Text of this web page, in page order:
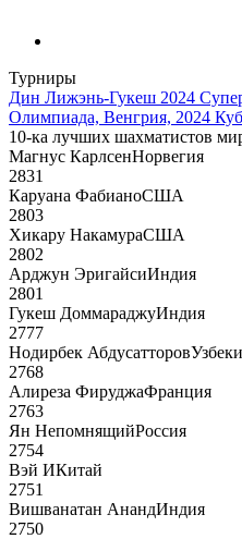
Турниры
Дин Лижэнь-Гукеш 2024
Олимпиада, Венгрия, 2024
10-ка лучших шахматистов
Магнус КарлсенНорвегия
2831
Каруана ФабианоСША
2803
Хикару НакамураСША
2802
Арджун ЭригайсиИндия
2801
Гукеш ДоммараджуИндия
2777
Нодирбек Абдусатторов
2768
Алиреза ФируджаФранция
2763
Ян НепомнящийРоссия
2754
Вэй ИКитай
2751
Вишванатан АнандИндия
2750